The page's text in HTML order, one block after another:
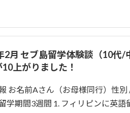
2月 セブ島留学体験談（10
上がりました！
お名前Aさん（お母様同行）性
学期間3週間 1. フィリピンに英